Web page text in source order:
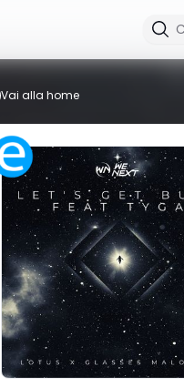
Vai alla home